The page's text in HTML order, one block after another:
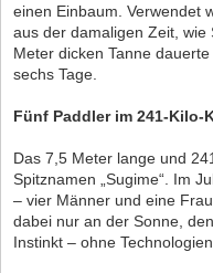
einen Einbaum. Verwendet
aus der damaligen Zeit, wie
Meter dicken Tanne
sechs Tage.
Fünf Paddler im 241-Kilo-
Das 7,5 Meter lange und
Spitznamen „Sugime“. Im
– vier Männer und eine
dabei nur an der Sonne,
Instinkt – ohne